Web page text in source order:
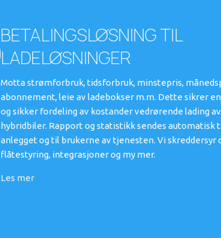
BETALINGSLØSNING TIL
LADELØSNINGER
Motta strømforbruk, tidsforbruk, minstepris,
abonnement, leie av ladebokser m.m. Dette sikrer
og sikker fordeling av kostander vedrørende lading
hybridbiler. Rapport og statistikk sendes automatisk
anlegget og til brukerne av tjenesten. Vi skreddersyr
flåtestyring, integrasjoner og my mer.
Les mer